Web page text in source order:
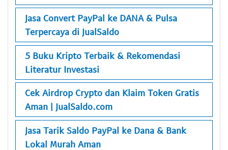
Jasa Convert PayPal ke DANA & Pulsa
Terpercaya di JualSaldo
5 Buku Kripto Terbaik & Rekomendasi
Literatur Investasi
Cek Airdrop Crypto dan Klaim Token Gratis
Aman | JualSaldo.com
Jasa Tarik Saldo PayPal ke Dana & Bank
Lokal Murah Aman